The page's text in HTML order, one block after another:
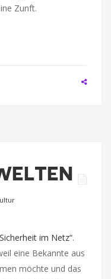
Zunft.
im Netz“.
eine Bekannte aus
möchte und das